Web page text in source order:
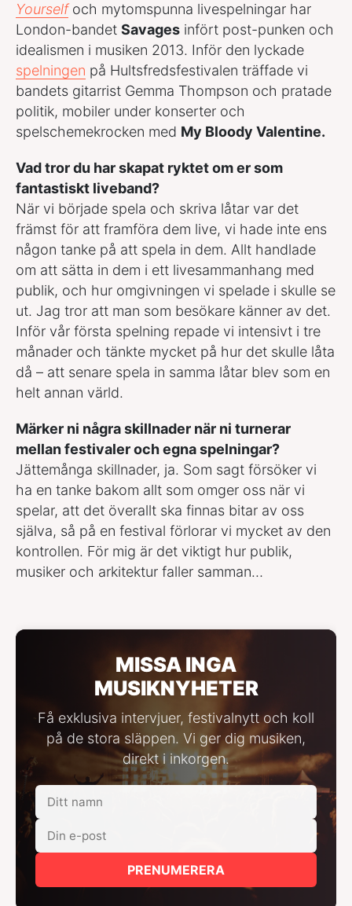
Yourselfoch mytomspunna livespelningar har
London-bandet Savages infört post-punken och
idealismen i musiken 2013. Inför den lyckade
spelningen på Hultsfredsfestivalen träffade vi
bandets gitarrist Gemma Thompson och pratade
politik, mobiler under konserter och
spelschemekrocken med My Bloody Valentine.
Vad tror du har skapat ryktet om er som
fantastiskt liveband?
När vi började spela och skriva låtar var det
främst för att framföra dem live, vi hade inte ens
någon tanke på att spela in dem. Allt handlade
om att sätta in dem i ett livesammanhang med
publik, och hur omgivningen vi spelade i skulle se
ut. Jag tror att man som besökare känner av det.
Inför vår första spelning repade vi intensivt i tre
månader och tänkte mycket på hur det skulle låta
då – att senare spela in samma låtar blev som en
helt annan värld.
Märker ni några skillnader när ni turnerar
mellan festivaler och egna spelningar?
Jättemånga skillnader, ja. Som sagt försöker vi
ha en tanke bakom allt som omger oss när vi
spelar, att det överallt ska finnas bitar av oss
själva, så på en festival förlorar vi mycket av den
kontrollen. För mig är det viktigt hur publik,
musiker och arkitektur faller samman…
MISSA INGA
MUSIKNYHETER
Få exklusiva intervjuer, festivalnytt och koll
på de stora släppen. Vi ger dig musiken,
direkt i inkorgen.
PRENUMERERA